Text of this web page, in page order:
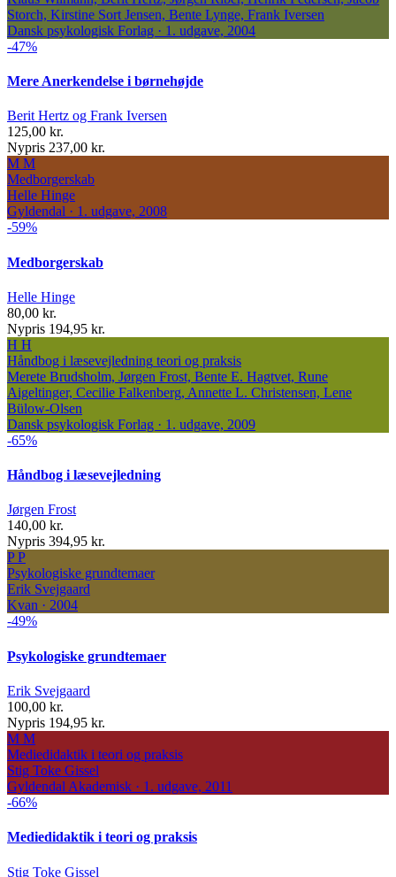
Storch, Kirstine Sort Jensen, Bente Lynge, Frank Iversen
Dansk psykologisk Forlag · 1. udgave, 2004
-47%
Mere Anerkendelse i børnehøjde
Berit Hertz og Frank Iversen
125,00 kr.
Nypris 237,00 kr.
M M
Medborgerskab
Helle Hinge
Gyldendal · 1. udgave, 2008
-59%
Medborgerskab
Helle Hinge
80,00 kr.
Nypris 194,95 kr.
H H
Håndbog i læsevejledning teori og praksis
Merete Brudsholm, Jørgen Frost, Bente E. Hagtvet, Rune
Aigeltinger, Cecilie Falkenberg, Annette L. Christensen, Lene
Bülow-Olsen
Dansk psykologisk Forlag · 1. udgave, 2009
-65%
Håndbog i læsevejledning
Jørgen Frost
140,00 kr.
Nypris 394,95 kr.
P P
Psykologiske grundtemaer
Erik Svejgaard
Kvan · 2004
-49%
Psykologiske grundtemaer
Erik Svejgaard
100,00 kr.
Nypris 194,95 kr.
M M
Mediedidaktik i teori og praksis
Stig Toke Gissel
Gyldendal Akademisk · 1. udgave, 2011
-66%
Mediedidaktik i teori og praksis
Stig Toke Gissel